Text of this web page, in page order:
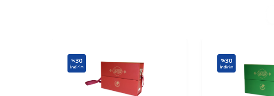
%30
İndirim
%30
İndirim